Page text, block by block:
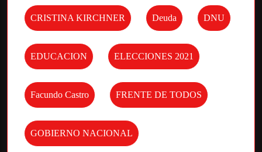
CRISTINA KIRCHNER Deuda DNU
EDUCACION ELECCIONES 2021
Facundo Castro FRENTE DE TODOS
GOBIERNO NACIONAL